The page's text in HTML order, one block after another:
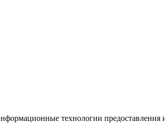
технологии предоставления